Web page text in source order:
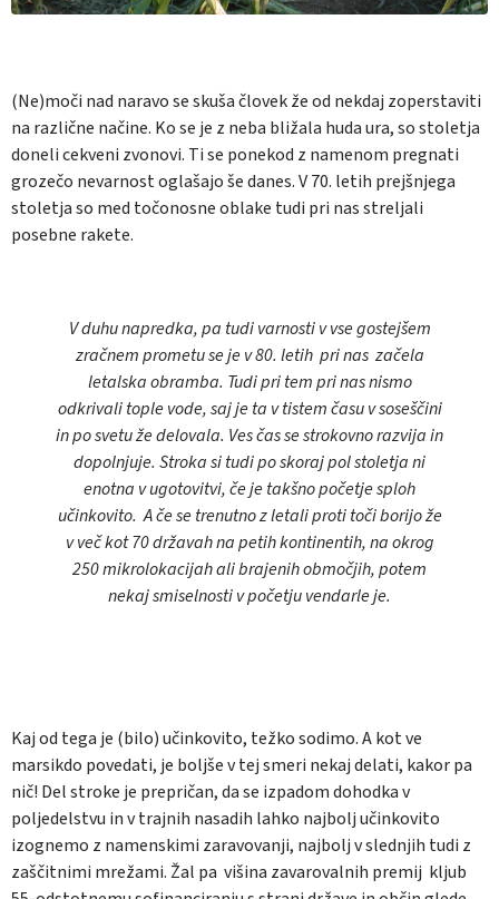
(Ne)moči nad naravo se skuša človek že od nekdaj zoperstaviti
na različne načine. Ko se je z neba bližala huda ura, so stoletja
doneli cekveni zvonovi. Ti se ponekod z namenom pregnati
grozečo nevarnost oglašajo še danes. V 70. letih prejšnjega
stoletja so med točonosne oblake tudi pri nas streljali
posebne rakete.
V duhu napredka, pa tudi varnosti v vse gostejšem
zračnem prometu se je v 80. letih pri nas začela
letalska obramba. Tudi pri tem pri nas nismo
odkrivali tople vode, saj je ta v tistem času v soseščini
in po svetu že delovala. Ves čas se strokovno razvija in
dopolnjuje. Stroka si tudi po skoraj pol stoletja ni
enotna v ugotovitvi, če je takšno početje sploh
učinkovito. A če se trenutno z letali proti toči borijo že
v več kot 70 državah na petih kontinentih, na okrog
250 mikrolokacijah ali brajenih območjih, potem
nekaj smiselnosti v početju vendarle je.
Kaj od tega je (bilo) učinkovito, težko sodimo. A kot ve
marsikdo povedati, je boljše v tej smeri nekaj delati, kakor pa
nič! Del stroke je prepričan, da se izpadom dohodka v
poljedelstvu in v trajnih nasadih lahko najbolj učinkovito
izognemo z namenskimi zaravovanji, najbolj v slednjih tudi z
zaščitnimi mrežami. Žal pa višina zavarovalnih premij kljub